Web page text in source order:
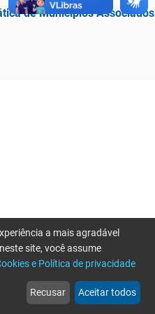
de Municípios Associados
web
Notícias
more_horiz
Mais
a mais agradável
site, você assume
e Política de privacidade
Recusar Aceitar todos
tente novamente